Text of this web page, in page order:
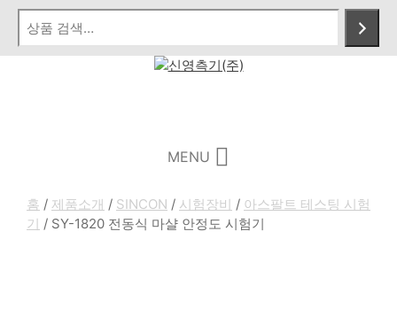
Skip
content
MENU
홈 / 제품소개 / SINCON / 시험장비 / 아스팔트 테스팅 시험
기 / SY-1820 전동식 마샬 안정도 시험기